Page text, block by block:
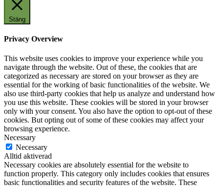
Stäng
Privacy Overview
This website uses cookies to improve your experience while you
navigate through the website. Out of these, the cookies that are
categorized as necessary are stored on your browser as they are
essential for the working of basic functionalities of the website. We
also use third-party cookies that help us analyze and understand how
you use this website. These cookies will be stored in your browser
only with your consent. You also have the option to opt-out of these
cookies. But opting out of some of these cookies may affect your
browsing experience.
Necessary
Necessary
Alltid aktiverad
Necessary cookies are absolutely essential for the website to
function properly. This category only includes cookies that ensures
basic functionalities and security features of the website. These